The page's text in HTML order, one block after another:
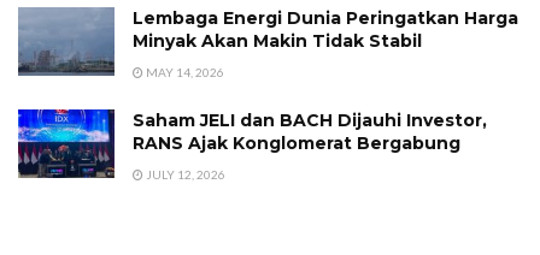
Lembaga Energi Dunia Peringatkan Harga
Minyak Akan Makin Tidak Stabil
MAY 14, 2026
Saham JELI dan BACH Dijauhi Investor,
RANS Ajak Konglomerat Bergabung
JULY 12, 2026